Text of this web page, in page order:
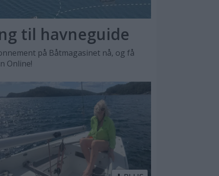
til havneguide
på Båtmagasinet nå, og få
Online!